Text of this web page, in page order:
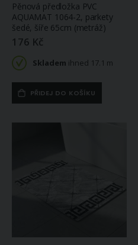
Pěnová předložka PVC
AQUAMAT 1064-2, parkety
šedé, šíře 65cm (metráž)
176 Kč
Skladem ihned 17.1 m
PŘIDEJ DO KOŠÍKU